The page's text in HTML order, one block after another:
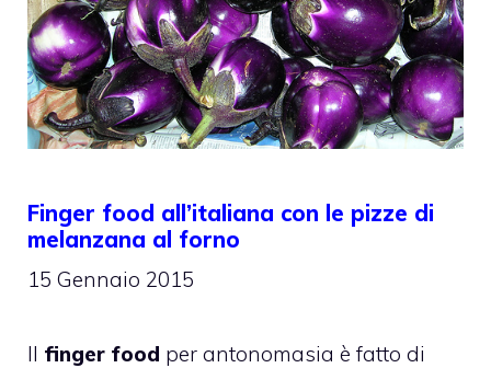
Finger food all’italiana con le pizze di
melanzana al forno
15 Gennaio 2015
Il finger food per antonomasia è fatto di